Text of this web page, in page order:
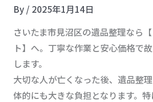
By / 2025年1月14日
さいたま市見沼区の遺品整理なら
ト】へ。丁寧な作業と安心価格で
します。
大切な人が亡くなった後、遺品整
体的にも大きな負担となります。